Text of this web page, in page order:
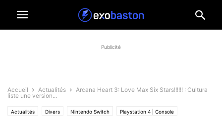
Publicité
Accueil Actualités
Arcana Heart 3: Love Max Six Stars!!!!!! : Cultura
liste une version...
Actualités Divers Nintendo Switch Playstation 4 | Console